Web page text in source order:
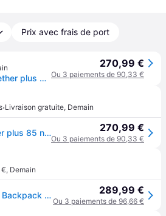
Prix avec frais de port
Sac a dos osprey aether plus 85 noir homme
270,99 €
Ou 3 paiements de 90,33 €
·Livraison gratuite, Demain
Sac a dos osprey aether plus 85 noir homme 270,99 €
Ou 3 paiements de 90,33 €
, Demain
Osprey Aether Plus 85l Backpack Noir L-XL 289,99 €
Ou 3 paiements de 96,66 €